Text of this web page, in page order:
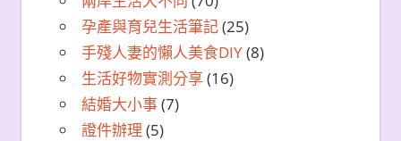
孕產與育兒生活筆記(25)
手殘人妻的懶人美食DIY(8)
生活好物實測分享 (16)
結婚大小事(7)
證件辦理 (5)